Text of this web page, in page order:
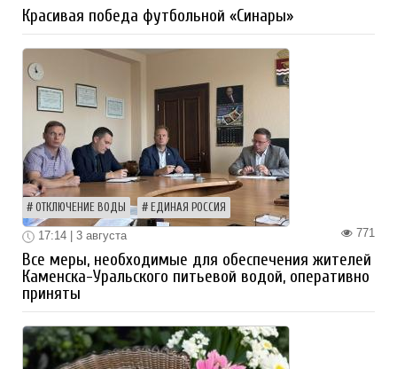
Красивая победа футбольной «Синары»
ОТКЛЮЧЕНИЕ ВОДЫ ЕДИНАЯ РОССИЯ
771
17:14 | 3 августа
Все меры, необходимые для обеспечения жителей
Каменска-Уральского питьевой водой, оперативно
приняты